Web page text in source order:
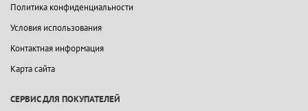
Политика конфиденциальности
Условия использования
Контактная информация
Карта сайта
СЕРВИС ДЛЯ ПОКУПАТЕЛЕЙ